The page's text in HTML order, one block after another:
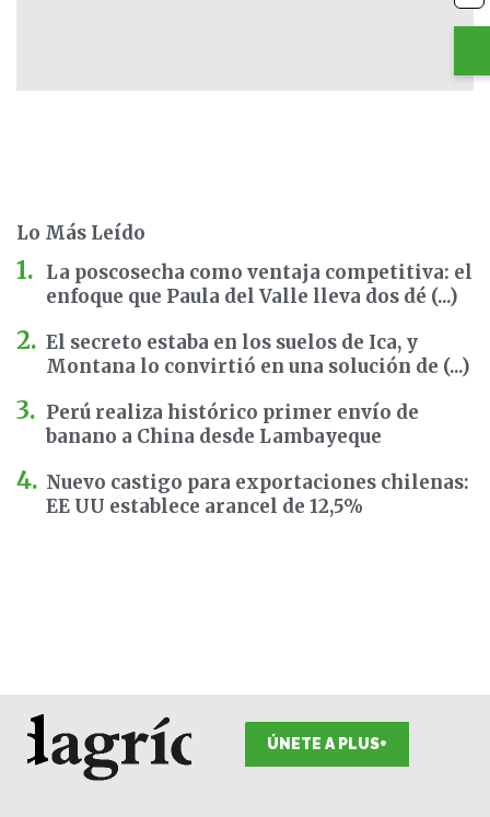
Lo Más Leído
La poscosecha como ventaja competitiva: el
enfoque que Paula del Valle lleva dos dé (...)
El secreto estaba en los suelos de Ica, y
Montana lo convirtió en una solución de (...)
Perú realiza histórico primer envío de
banano a China desde Lambayeque
Nuevo castigo para exportaciones chilenas:
EE UU establece arancel de 12,5%
ÚNETE A PLUS+